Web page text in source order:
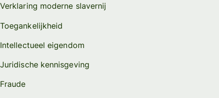
Verklaring moderne slavernij
Toegankelijkheid
Intellectueel eigendom
Juridische kennisgeving
Fraude